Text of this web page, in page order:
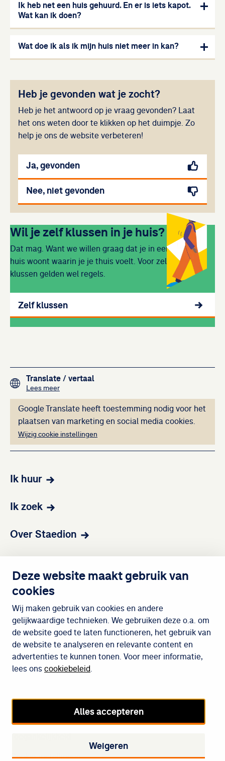
Deze website maakt gebruik van
cookies
Wij maken gebruik van cookies en andere
gelijkwaardige technieken. We gebruiken deze o.a. om
de website goed te laten functioneren, het gebruik van
de website te analyseren en relevante content en
advertenties te kunnen tonen. Voor meer informatie,
lees ons cookiebeleid
Alles accepteren
Weigeren
Ik heb net een huis gehuurd. En er is iets kapot.
Wat kan ik doen?
Wat doe ik als ik mijn huis niet meer in kan?
Heb je gevonden wat je zocht?
Heb je het antwoord op je vraag gevonden? Laat
het ons weten door te klikken op het duimpje. Zo
help je ons de website verbeteren!
Ja, gevonden
Nee, niet gevonden
Uitgelicht
Wil je zelf klussen in je huis?
Dat mag. Want we willen graag dat je in een
huis woont waarin je je thuis voelt. Voor zelf
klussen gelden wel regels.
Zelf klussen
Translate / vertaal
Lees meerover het vertalen van de teksten op deze website
Deze inhoud kan
Google Translate heeft toestemming nodig voor het
plaatsen van marketing en social media cookies.
Wijzig cookie instellingen
Ik huur
Ik zoek
Over Staedion
Wijken
Meedoen
Cookie-instellingen